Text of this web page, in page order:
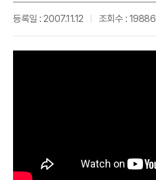
등록일 : 2007.11.12 조회수 : 19886